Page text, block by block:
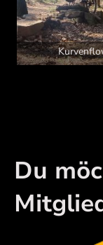
Du